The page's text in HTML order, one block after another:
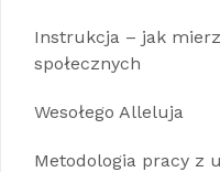
Instrukcja – jak
społecznych
Wesołego Alleluja
Metodologia pracy z